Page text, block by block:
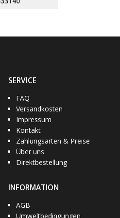
SERVICE
FAQ
Versandkosten
Impressum
Kontakt
Zahlungsarten & Preise
Über uns
Direktbestellung
INFORMATION
AGB
Umweltbedingungen
(1)